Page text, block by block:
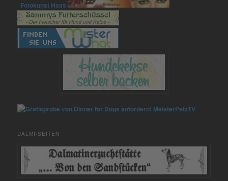
Fotokunst Haas
MeisterPetzTV
DALMI-SEITEN